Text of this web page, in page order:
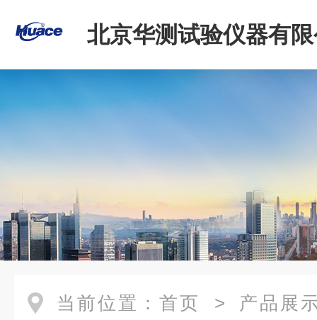
北京华测试验仪器有
当前位置： 首页 > 产品展